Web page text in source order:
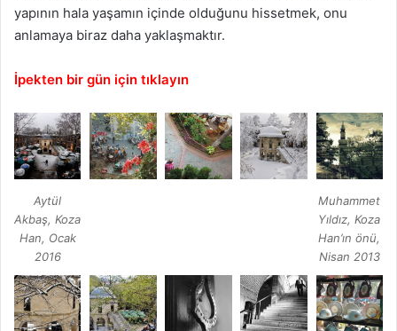
yapının hala yaşamın içinde olduğunu hissetmek, onu
anlamaya biraz daha yaklaşmaktır.
İpekten bir gün için tıklayın
Aytül
Akbaş, Koza
Han, Ocak
2016
Muhammet
Yıldız, Koza
Han’ın önü,
Nisan 2013